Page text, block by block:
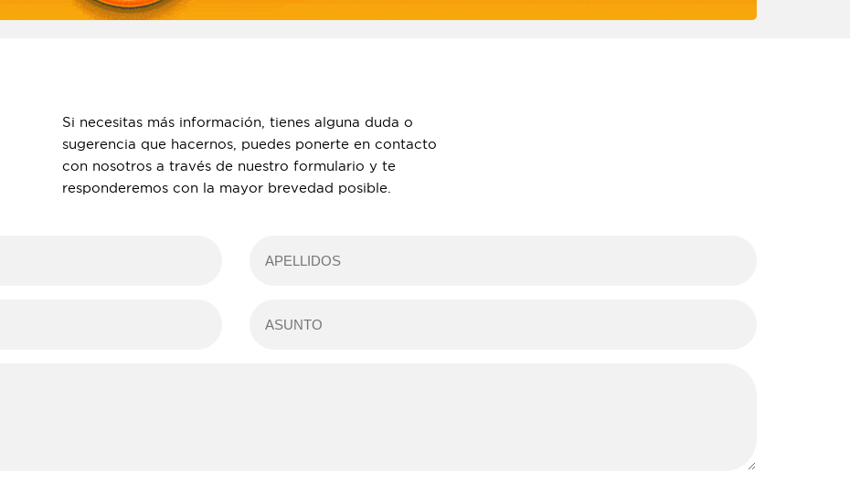
Si necesitas más información, tienes alguna duda o
sugerencia que hacernos, puedes ponerte en contacto
con nosotros a través de nuestro formulario y te
responderemos con la mayor brevedad posible.